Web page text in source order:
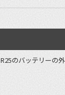
R25のバッテリーの